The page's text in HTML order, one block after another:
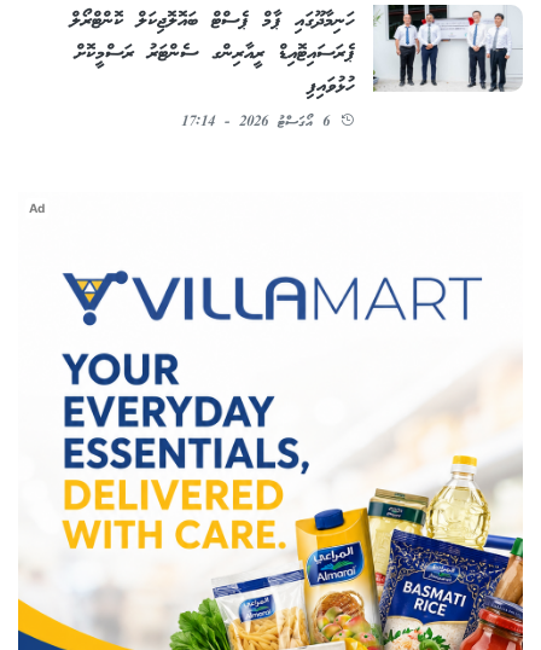
ހަނިމާދޫގައި ޕާމް ޕެސްޓް ބައޮލޮޖިކަލް ކޮންޓްރޯލް
ޕެރަސައިޓޮއިޑް ރީއާރިންގ ސެންޓަރު ރަސްމީކޮށް
ހުޅުވައިފި
6 އޯގަސްޓު 2026 - 17:14
Ad